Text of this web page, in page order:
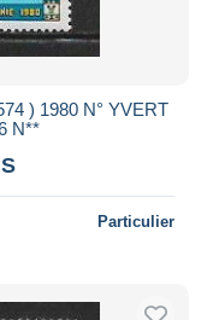
) 1980 N° YVERT
N**
Particulier